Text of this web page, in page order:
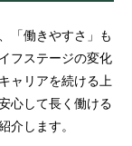
「働きやすさ」も
フステージの変化
ャリアを続ける上
心して長く働ける
介します。